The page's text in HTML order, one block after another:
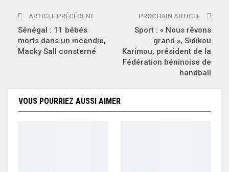
ARTICLE PRÉCÉDENT
Sénégal : 11 bébés
morts dans un incendie,
Macky Sall consterné
PROCHAIN ARTICLE
Sport : « Nous rêvons
grand », Sidikou
Karimou, président de la
Fédération béninoise de
handball
VOUS POURRIEZ AUSSI AIMER